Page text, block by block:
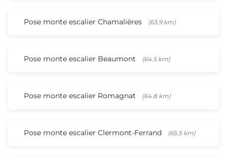
Pose monte escalier Chamalières (63.9 km)
Pose monte escalier Beaumont (64.5 km)
Pose monte escalier Romagnat (64.8 km)
Pose monte escalier Clermont-Ferrand (65.5 km)